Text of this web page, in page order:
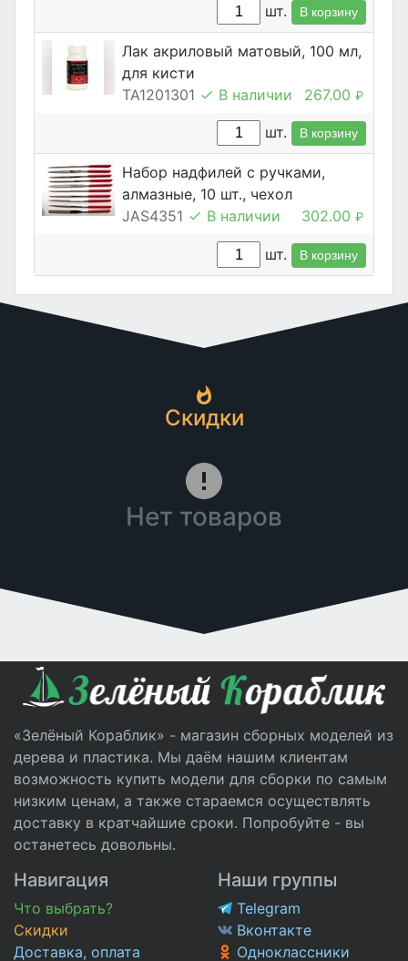
шт. В корзину
Лак акриловый матовый, 100 мл,
для кисти
TA1201301
В наличии 267.00 ₽
шт. В корзину
Набор надфилей с ручками,
алмазные, 10 шт., чехол
JAS4351
В наличии 302.00 ₽
шт. В корзину
Скидки
Нет товаров
«Зелёный Кораблик» - магазин сборных моделей из
дерева и пластика. Мы даём нашим клиентам
возможность купить модели для сборки по самым
низким ценам, а также стараемся осуществлять
доставку в кратчайшие сроки. Попробуйте - вы
останетесь довольны.
Навигация
Что выбрать?
Скидки
Доставка, оплата
Наши группы
Telegram
Вконтакте
Одноклассники